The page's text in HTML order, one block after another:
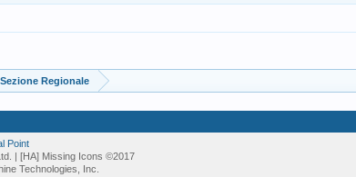
Sezione Regionale
Point
| [HA] Missing Icons ©2017
Technologies, Inc.